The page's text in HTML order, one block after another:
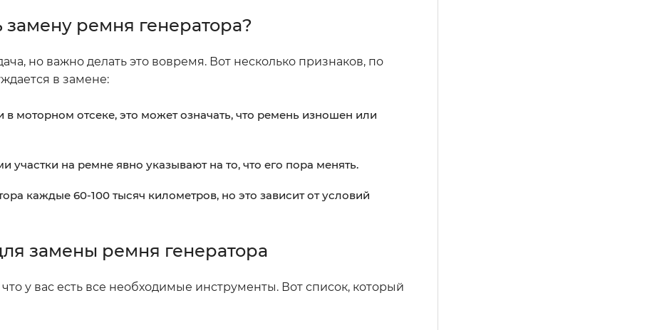
ремня генератора?
но важно делать это вовремя. Вот несколько признаков, по
в замене:
моторном отсеке, это может означать, что ремень изношен или
на ремне явно указывают на то, что его пора менять.
каждые 60-100 тысяч километров, но это зависит от условий
замены ремня генератора
у вас есть все необходимые инструменты. Вот список, который